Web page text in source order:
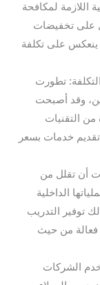
اللازمة لمكافحة
على تخفيضات
ينعكس على تكلفة
تطورت
وقد أصبحت
من التقنيات
تقديم خدمات بسعر
أن تقلل من
الداخلية
توفير التدريب
فعالة من حيث
الشركات